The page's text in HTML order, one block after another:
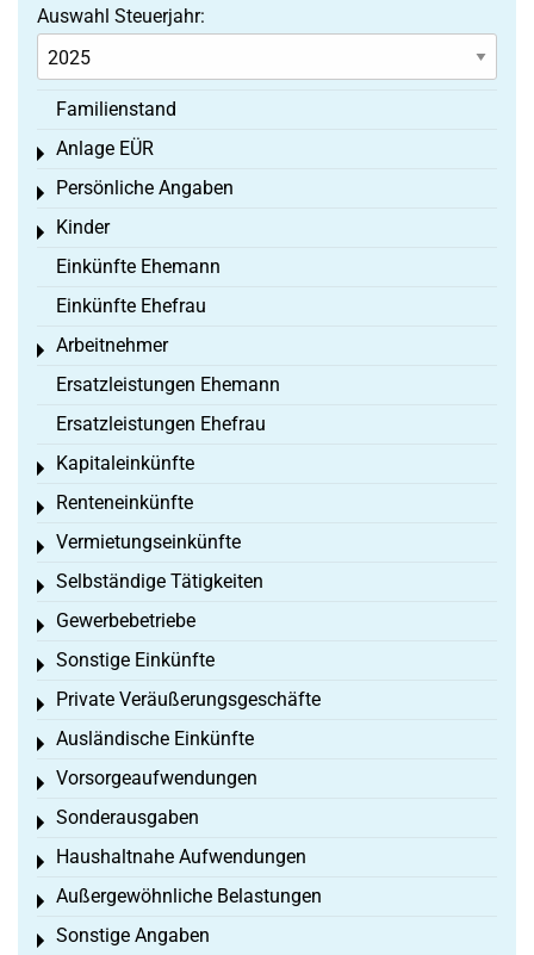
Auswahl Steuerjahr:
Familienstand
Anlage EÜR
Toggle menu
Persönliche Angaben
Toggle menu
Kinder
Toggle menu
Einkünfte Ehemann
Einkünfte Ehefrau
Arbeitnehmer
Toggle menu
Ersatzleistungen Ehemann
Ersatzleistungen Ehefrau
Kapitaleinkünfte
Toggle menu
Renteneinkünfte
Toggle menu
Vermietungseinkünfte
Toggle menu
Selbständige Tätigkeiten
Toggle menu
Gewerbebetriebe
Toggle menu
Sonstige Einkünfte
Toggle menu
Private Veräußerungsgeschäfte
Toggle menu
Ausländische Einkünfte
Toggle menu
Vorsorgeaufwendungen
Toggle menu
Sonderausgaben
Toggle menu
Haushaltnahe Aufwendungen
Toggle menu
Außergewöhnliche Belastungen
Toggle menu
Sonstige Angaben
Toggle menu